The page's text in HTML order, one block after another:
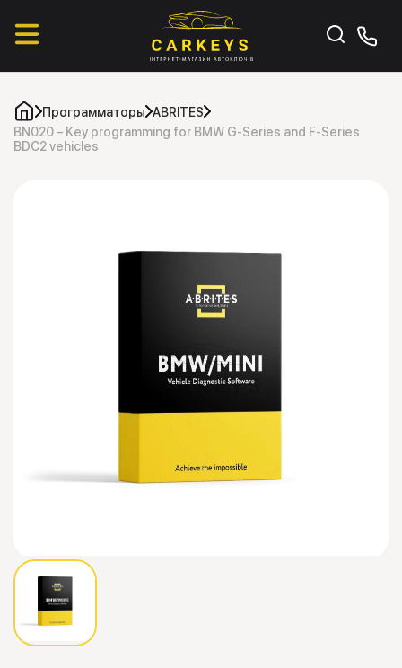
Программаторы ABRITES
BN020 – Key programming for BMW G-Series and F-Series
BDC2 vehicles